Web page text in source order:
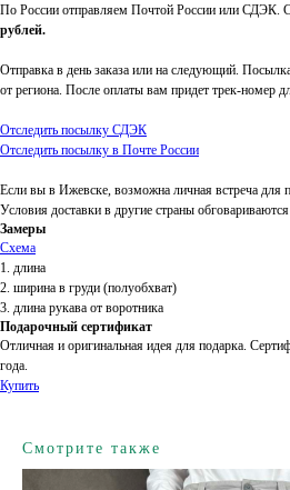
По России отправляем Почтой России или СДЭК.
рублей.
Отправка в день заказа или на следующий.
от региона. После оплаты вам придет трек-номер
Отследить посылку СДЭК
Отследить посылку в Почте России
Если вы в Ижевске, возможна личная встреча для
Условия доставки в другие страны
Замеры
Схема
1. длина
2. ширина в груди (полуобхват)
3. длина рукава от воротника
Подарочный сертификат
Отличная и оригинальная идея для подарка.
года.
Купить
Смотрите также